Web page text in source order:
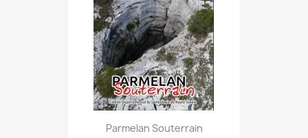
Parmelan Souterrain